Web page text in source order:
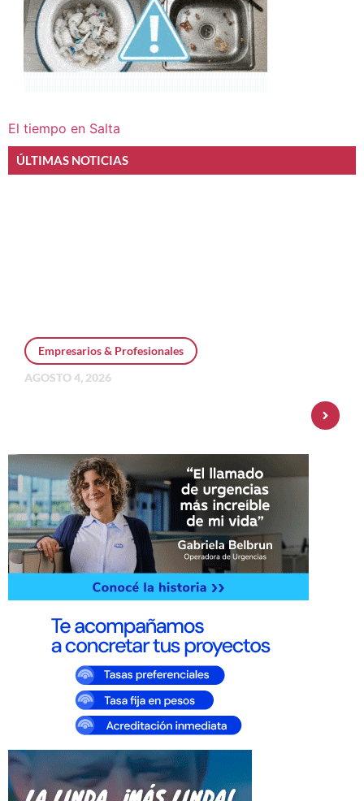
El tiempo en Salta
ÚLTIMAS NOTICIAS
Empresarios & Profesionales
AGOSTO 4, 2026